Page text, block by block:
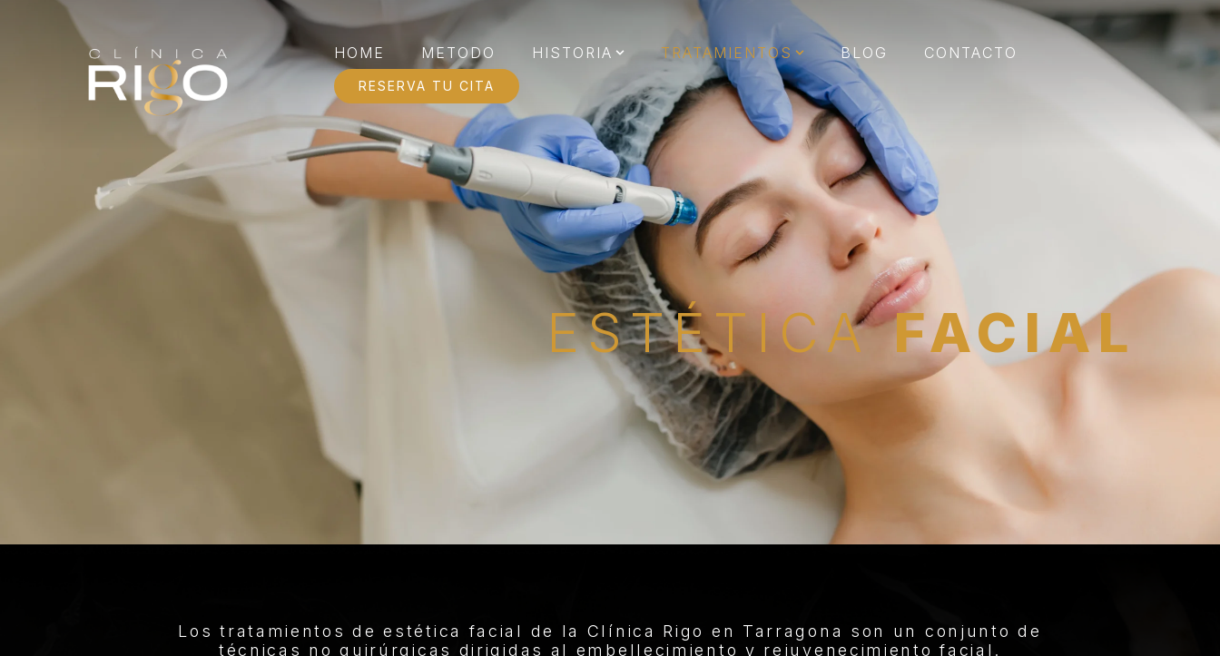
HOME METODO HISTORIA TRATAMIENTOS BLOG CONTACTO
RESERVA TU CITA
ESTÉTICAFACIAL
Los tratamientos de estética facial de la Clínica Rigo en Tarragona son un conjunto de
técnicas no quirúrgicas dirigidas al embellecimiento y rejuvenecimiento facial.